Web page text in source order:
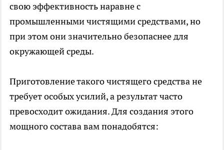
свою эффективность наравне с
промышленными чистящими средствами, но
при этом они значительно безопаснее для
окружающей среды.
Приготовление такого чистящего средства не
требует особых усилий, а результат часто
превосходит ожидания. Для создания этого
мощного состава вам понадобятся: